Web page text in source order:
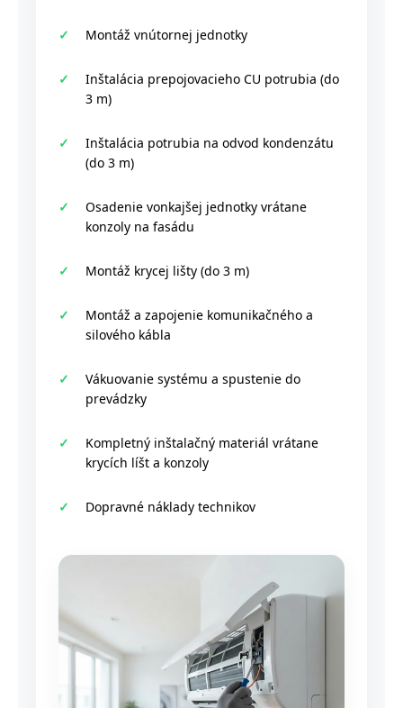
Montáž vnútornej jednotky
Inštalácia prepojovacieho CU potrubia (do
3 m)
Inštalácia potrubia na odvod kondenzátu
(do 3 m)
Osadenie vonkajšej jednotky vrátane
konzoly na fasádu
Montáž krycej lišty (do 3 m)
Montáž a zapojenie komunikačného a
silového kábla
Vákuovanie systému a spustenie do
prevádzky
Kompletný inštalačný materiál vrátane
krycích líšt a konzoly
Dopravné náklady technikov